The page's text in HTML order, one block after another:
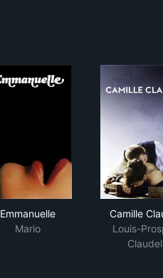
Emmanuelle
Mario
Camille
Louis-
Claudel